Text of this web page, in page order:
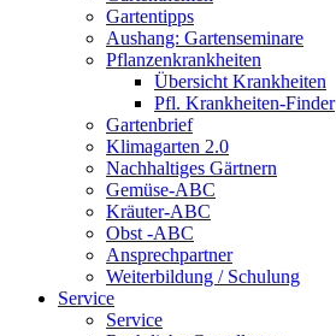
Gartentipps
Aushang: Gartenseminare
Pflanzenkrankheiten
Übersicht Krankheiten
Pfl. Krankheiten-Finder
Gartenbrief
Klimagarten 2.0
Nachhaltiges Gärtnern
Gemüse-ABC
Kräuter-ABC
Obst -ABC
Ansprechpartner
Weiterbildung / Schulung
Service
Service